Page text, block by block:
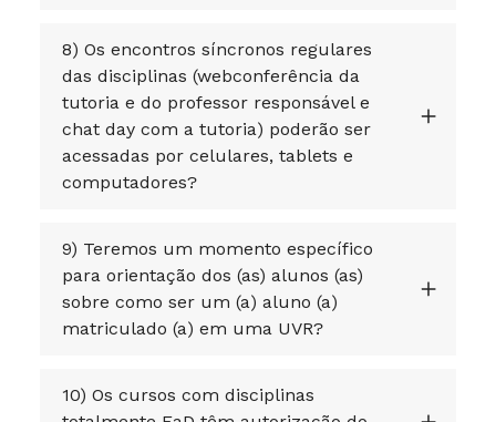
8) Os encontros síncronos regulares
das disciplinas (webconferência da
tutoria e do professor responsável e
chat day com a tutoria) poderão ser
acessadas por celulares, tablets e
computadores?
9) Teremos um momento específico
para orientação dos (as) alunos (as)
sobre como ser um (a) aluno (a)
matriculado (a) em uma UVR?
10) Os cursos com disciplinas